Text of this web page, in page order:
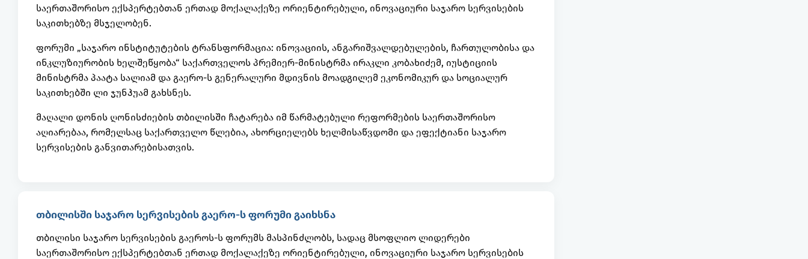
საერთაშორისო ექსპერტებთან ერთად მოქალაქეზე ორიენტირებული, ინოვაციური საჯარო სერვისების
საკითხებზე მსჯელობენ.
ფორუმი „საჯარო ინსტიტუტების ტრანსფორმაცია: ინოვაციის, ანგარიშვალდებულების, ჩართულობისა და
ინკლუზიურობის ხელშეწყობა“ საქართველოს პრემიერ-მინისტრმა ირაკლი კობახიძემ, იუსტიციის
მინისტრმა პაატა სალიამ და გაერო-ს გენერალური მდივნის მოადგილემ ეკონომიკურ და სოციალურ
საკითხებში ლი ჯუნჰუამ გახსნეს.
მაღალი დონის ღონისძიების თბილისში ჩატარება იმ წარმატებული რეფორმების საერთაშორისო
აღიარებაა, რომელსაც საქართველო წლებია, ახორციელებს ხელმისაწვდომი და ეფექტიანი საჯარო
სერვისების განვითარებისათვის.
თბილისში საჯარო სერვისების გაერო-ს ფორუმი გაიხსნა
თბილისი საჯარო სერვისების გაეროს-ს ფორუმს მასპინძლობს, სადაც მსოფლიო ლიდერები
საერთაშორისო ექსპერტებთან ერთად მოქალაქეზე ორიენტირებული, ინოვაციური საჯარო სერვისების